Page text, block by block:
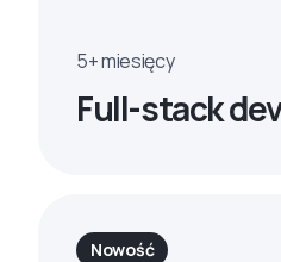
5+ miesięcy
Full-stack
Nowość